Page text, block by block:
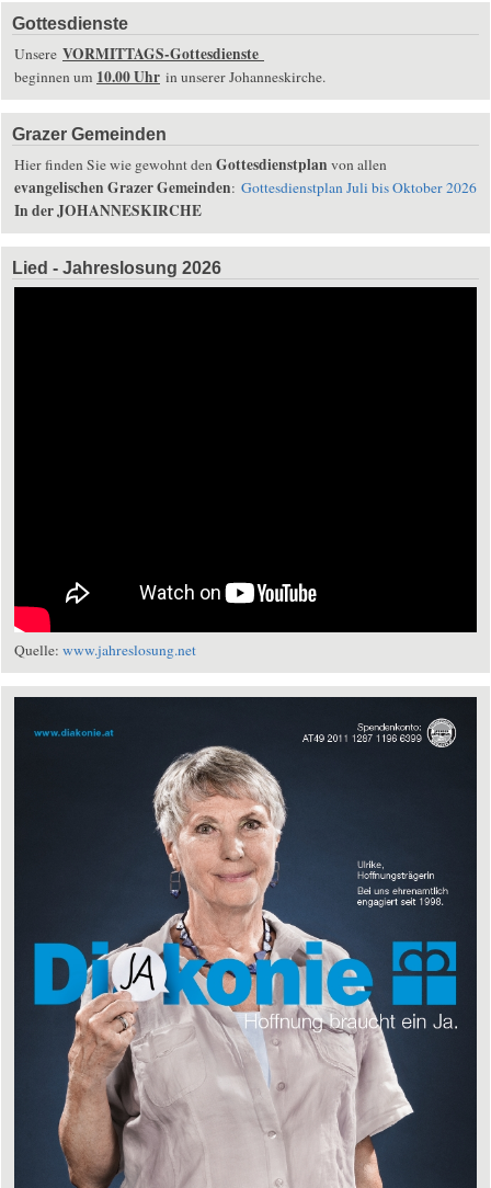
Gottesdienste
Unsere VORMITTAGS-Gottesdienste
beginnen um 10.00 Uhr in unserer Johanneskirche.
Grazer Gemeinden
Hier finden Sie wie gewohnt den Gottesdienstplan von allen
evangelischen Grazer Gemeinden: Gottesdienstplan Juli bis Oktober 2026
In der JOHANNESKIRCHE
Lied - Jahreslosung 2026
Quelle: www.jahreslosung.net